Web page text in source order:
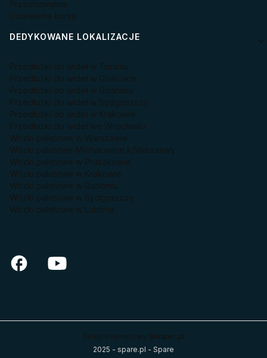
Przechowalnia
Ustawienia konta
DEDYKOWANE LOKALIZACJE
Przedłużki do wideł w Toruniu
Przedłużki do wideł w Gliwicach
Przedłużki do wideł w Gdańsku
Przedłużki do wideł w Bydgoszczy
Przedłużki do wideł w Krakowie
Przedłużki do wideł we Wrocławiu
Wózki paletowe w Warszawie
Wózki paletowe Michałowice k/Warszawy
Wózki paletowe w Pruszkowie
Wózki paletowe w Krakowie
Wózki paletowe w Radomiu
Wózki paletowe w Bydgoszczy
Wózki paletowe w Lublinie
Sklep internetowy Shoper.pl
2025 - spare.pl - Spare